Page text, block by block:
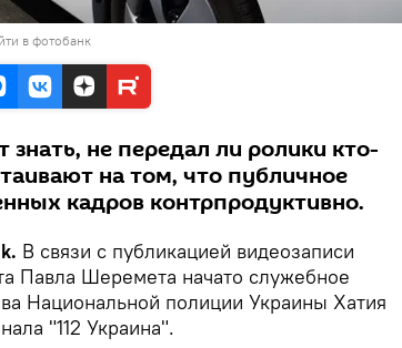
в фотобанк
знать, не передал ли ролики кто-
на том, что публичное
кадров контрпродуктивно.
В связи с публикацией видеозаписи
Павла Шеремета начато служебное
Национальной полиции Украины Хатия
"112 Украина".